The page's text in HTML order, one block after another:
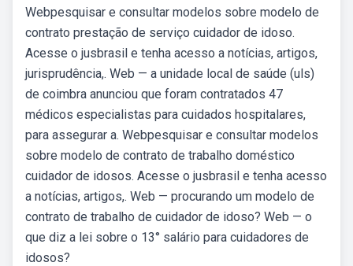
Webpesquisar e consultar modelos sobre modelo de
contrato prestação de serviço cuidador de idoso.
Acesse o jusbrasil e tenha acesso a notícias, artigos,
jurisprudência,. Web — a unidade local de saúde (uls)
de coimbra anunciou que foram contratados 47
médicos especialistas para cuidados hospitalares,
para assegurar a. Webpesquisar e consultar modelos
sobre modelo de contrato de trabalho doméstico
cuidador de idosos. Acesse o jusbrasil e tenha acesso
a notícias, artigos,. Web — procurando um modelo de
contrato de trabalho de cuidador de idoso? Web — o
que diz a lei sobre o 13° salário para cuidadores de
idosos?